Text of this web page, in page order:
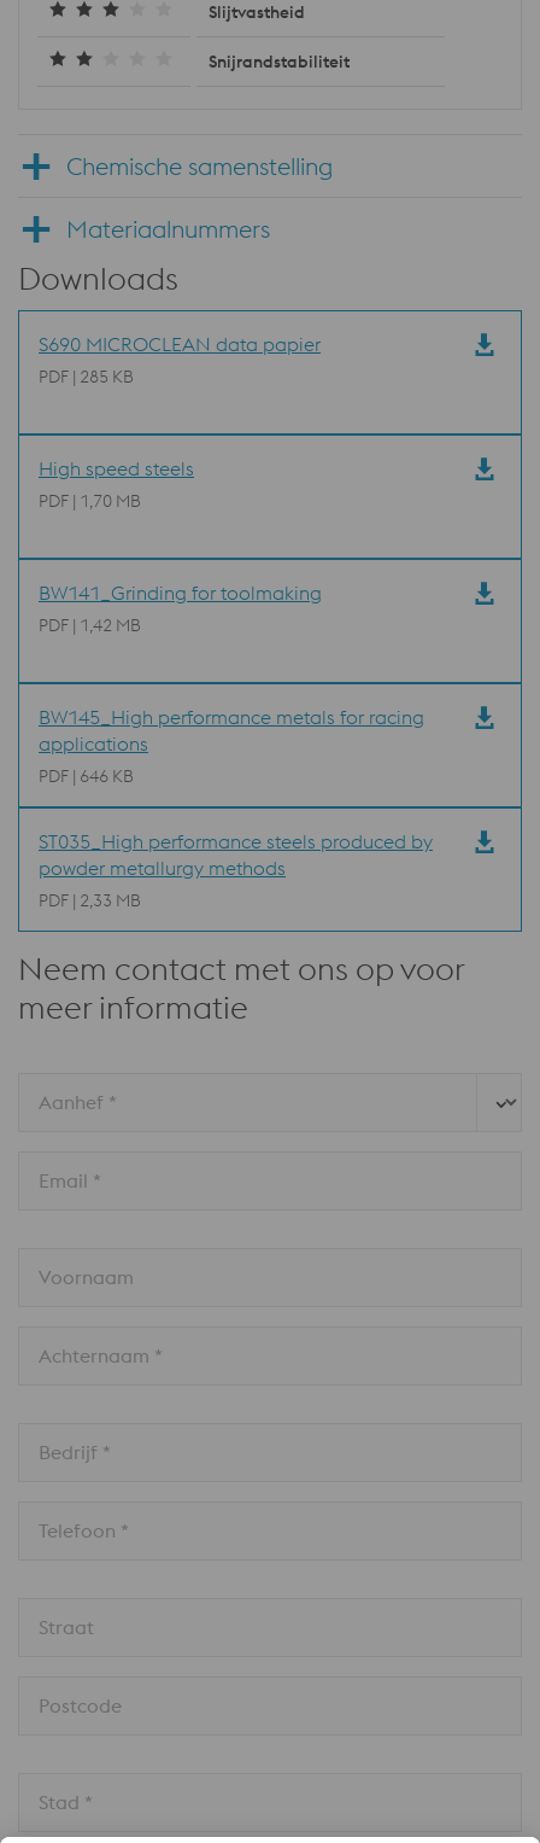
Slijtvastheid
Snijrandstabiliteit
Chemische samenstelling
Materiaalnummers
Downloads
S690 MICROCLEAN data papier
PDF | 285 KB
High speed steels
PDF | 1,70 MB
BW141_Grinding for toolmaking
PDF | 1,42 MB
BW145_High performance metals for racing
applications
PDF | 646 KB
ST035_High performance steels produced by
powder metallurgy methods
PDF | 2,33 MB
Neem contact met ons op voor
meer informatie
Aanhef *
Email *
Voornaam
Achternaam *
Bedrijf *
Telefoon *
Straat
Postcode
Stad *